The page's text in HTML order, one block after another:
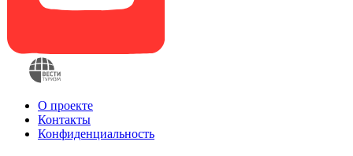
О проекте
Контакты
Конфиденциальность